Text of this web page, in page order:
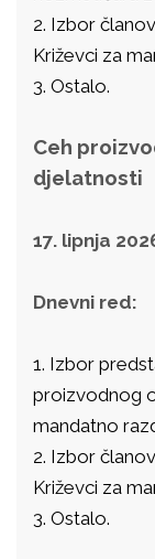
2. Izbor
Križevci za
3. Ostalo.
Ceh
djelatnosti
17. lipnja
Dnevni red:
1. Izbor
proizvodnog
mandatno
2. Izbor
Križevci za
3. Ostalo.